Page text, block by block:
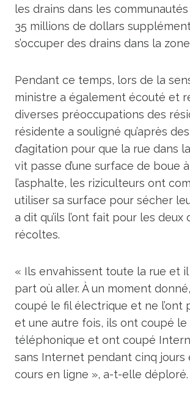
les drains dans les
35 millions de dollars
s’occuper des drains dans la
Pendant ce temps, lors de la
ministre a également écouté et
diverses préoccupations des
résidente a souligné qu’après
d’agitation pour que la rue dans
vit passe d’une surface de boue
l’asphalte, les riziculteurs ont
utiliser sa surface pour sécher
a dit qu’ils l’ont fait pour les deux
récoltes.
« Ils envahissent toute la rue et il
part où aller. À un moment
coupé le fil électrique et ne l’ont
et une autre fois, ils ont coupé le
téléphonique et ont coupé
sans Internet pendant cinq jours
cours en ligne », a-t-elle déploré.